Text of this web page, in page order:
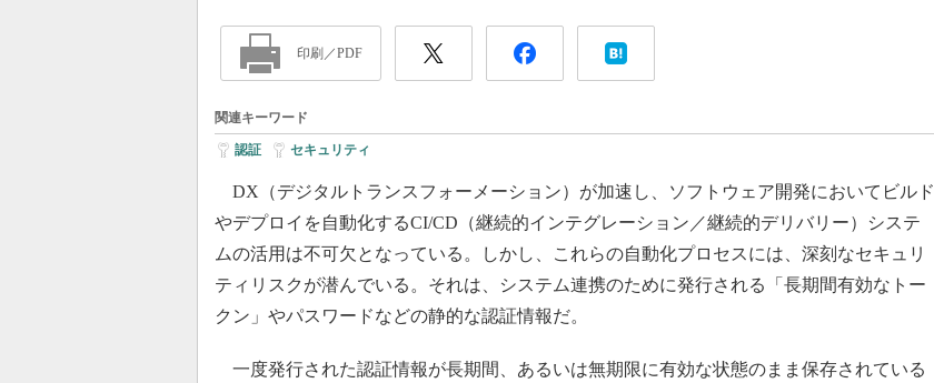
印刷／PDF
関連キーワード
認証 セキュリティ
DX（デジタルトランスフォーメーション）が加速し、ソフトウェア開発においてビルド
やデプロイを自動化するCI/CD（継続的インテグレーション／継続的デリバリー）システ
ムの活用は不可欠となっている。しかし、これらの自動化プロセスには、深刻なセキュリ
ティリスクが潜んでいる。それは、システム連携のために発行される「長期間有効なトー
クン」やパスワードなどの静的な認証情報だ。
一度発行された認証情報が長期間、あるいは無期限に有効な状態のまま保存されている